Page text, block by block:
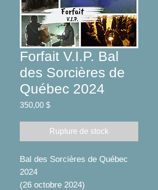
Forfait V.I.P. Bal
des Sorcières de
Québec 2024
350,00 $Prix
Rupture de stock
Bal des Sorcières de Québec
2024
(26 octobre 2024)